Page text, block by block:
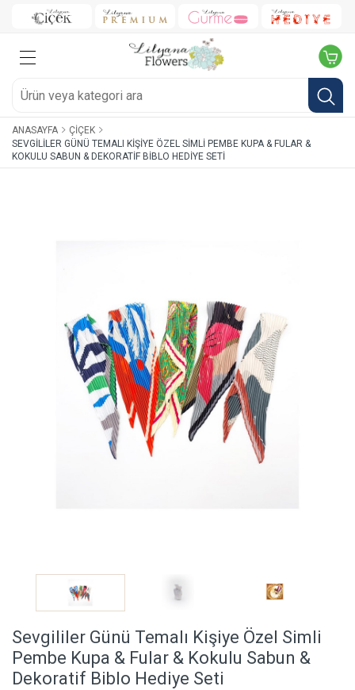
ANASAYFA
ÇIÇEK
SEVGILILER GÜNÜ TEMALI KIŞIYE ÖZEL SIMLI PEMBE KUPA & FULAR &
KOKULU SABUN & DEKORATIF BIBLO HEDIYE SETI
Sevgililer Günü Temalı Kişiye Özel Simli
Pembe Kupa & Fular & Kokulu Sabun &
Dekoratif Biblo Hediye Seti